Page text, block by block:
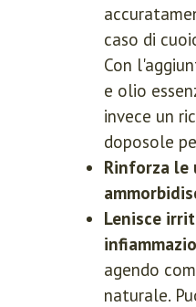
caso di
Con
e olio
invece un
doposole
Rinforza le
Lenisce
agendo
naturale.